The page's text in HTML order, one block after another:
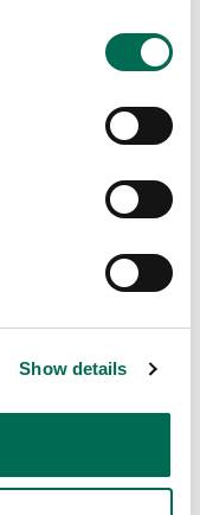
Show details